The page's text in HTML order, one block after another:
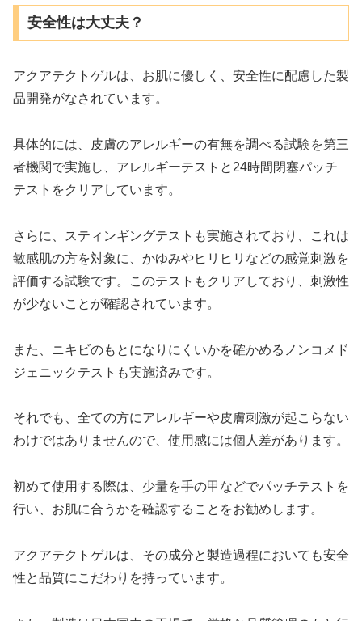
安全性は大丈夫？
アクアテクトゲルは、お肌に優しく、安全性に配慮した製
品開発がなされています。
具体的には、皮膚のアレルギーの有無を調べる試験を第三
者機関で実施し、アレルギーテストと24時間閉塞パッチ
テストをクリアしています。
さらに、スティンギングテストも実施されており、これは
敏感肌の方を対象に、かゆみやヒリヒリなどの感覚刺激を
評価する試験です。このテストもクリアしており、刺激性
が少ないことが確認されています。
また、ニキビのもとになりにくいかを確かめるノンコメド
ジェニックテストも実施済みです。
それでも、全ての方にアレルギーや皮膚刺激が起こらない
わけではありませんので、使用感には個人差があります。
初めて使用する際は、少量を手の甲などでパッチテストを
行い、お肌に合うかを確認することをお勧めします。
アクアテクトゲルは、その成分と製造過程においても安全
性と品質にこだわりを持っています。